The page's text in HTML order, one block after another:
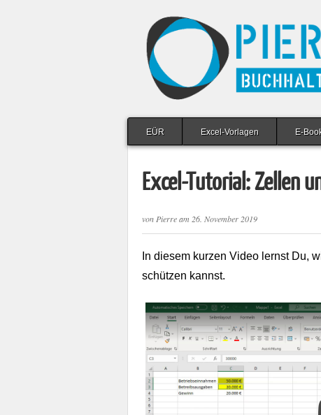
EÜR Excel-Vorlagen E-
Excel-Tutorial: Zellen
von Pierream 26. November 2019
In diesem kurzen Video lernst Du,
schützen kannst.